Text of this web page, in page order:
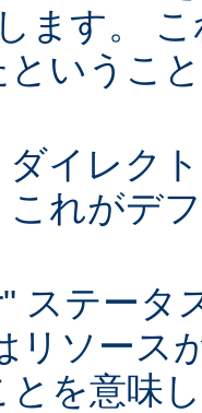
ます。
というこ
イレク
これがデ
ステータ
リソース
とを意味